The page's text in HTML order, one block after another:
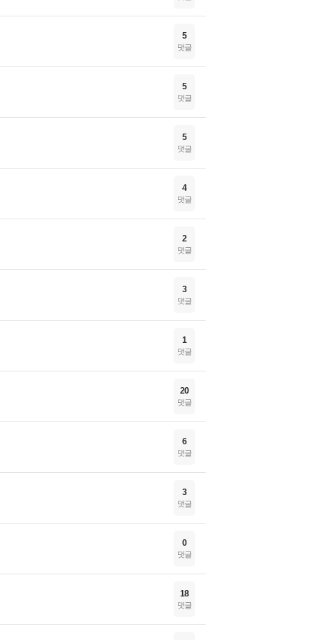
5
댓글
5
댓글
5
댓글
4
댓글
2
댓글
3
댓글
1
댓글
20
댓글
6
댓글
3
댓글
0
댓글
18
댓글